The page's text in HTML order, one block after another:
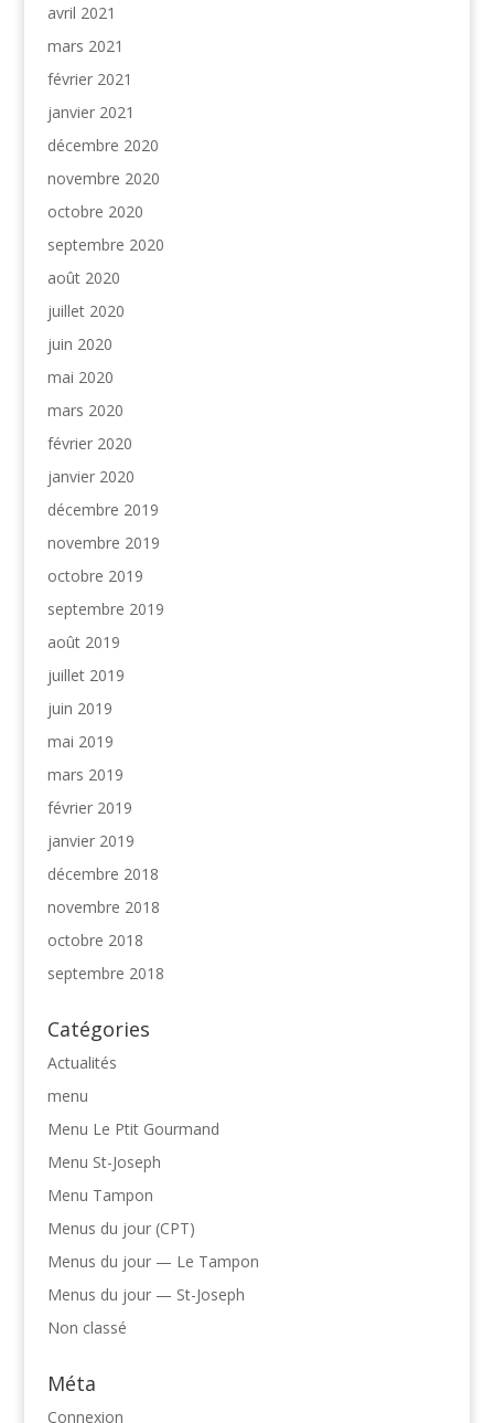
avril 2021
mars 2021
février 2021
janvier 2021
décembre 2020
novembre 2020
octobre 2020
septembre 2020
août 2020
juillet 2020
juin 2020
mai 2020
mars 2020
février 2020
janvier 2020
décembre 2019
novembre 2019
octobre 2019
septembre 2019
août 2019
juillet 2019
juin 2019
mai 2019
mars 2019
février 2019
janvier 2019
décembre 2018
novembre 2018
octobre 2018
septembre 2018
Catégories
Actualités
menu
Menu Le Ptit Gourmand
Menu St-Joseph
Menu Tampon
Menus du jour (CPT)
Menus du jour — Le Tampon
Menus du jour — St-Joseph
Non classé
Méta
Connexion